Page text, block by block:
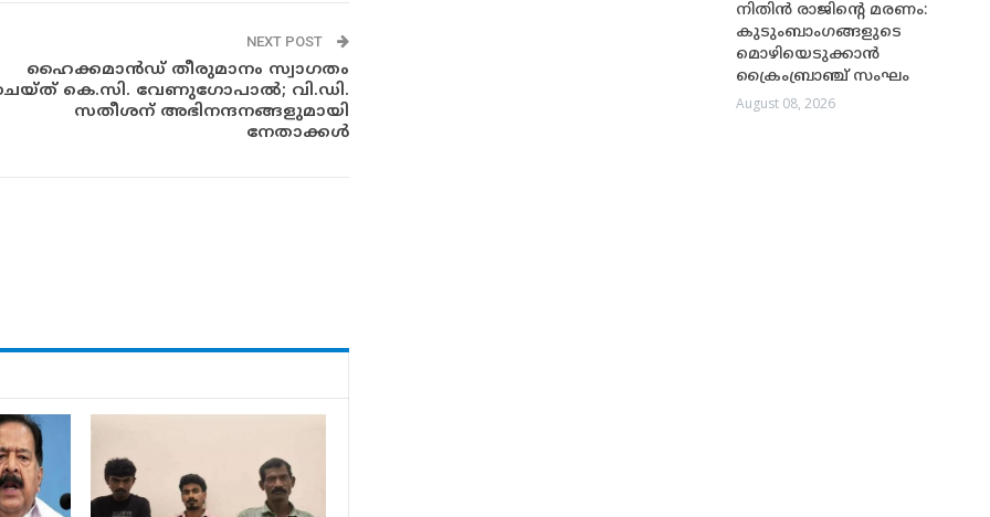
NEXT POST
ഹൈക്കമാൻഡ് തീരുമാനം സ്വാഗതം
കെ.സി. വേണുഗോപാൽ; വി.ഡി.
സതീശന് അഭിനന്ദനങ്ങളുമായി
നേതാക്കൾ
നിതിൻ രാജിന്റെ മരണം:
കുടുംബാംഗങ്ങളുടെ
മൊഴിയെടുക്കാൻ
ക്രൈംബ്രാഞ്ച് സംഘം
August 08, 2026